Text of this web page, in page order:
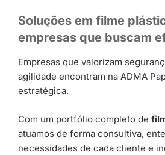
Soluções em filme
empresas que buscam
Empresas que valorizam
agilidade encontram na ADMA
estratégica.
Com um portfólio completo de
atuamos de forma consultiva,
necessidades de cada cliente e